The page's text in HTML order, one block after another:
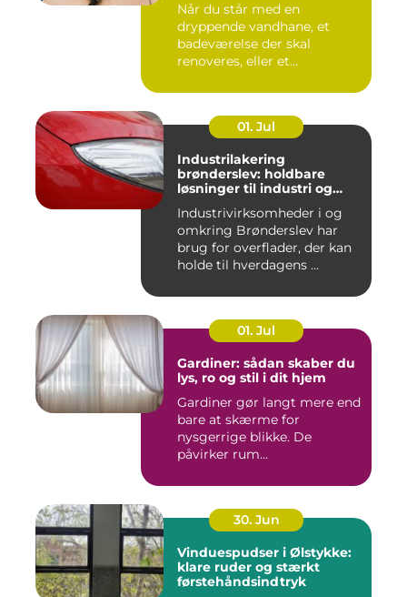
Når du står med en
dryppende vandhane, et
badeværelse der skal
renoveres, eller et
01. Jul
Industrilakering
brønderslev: holdbare
løsninger til industri og
Industrivirksomheder i og
omkring Brønderslev har
brug for overflader, der kan
holde til hverdagens ...
01. Jul
Gardiner: sådan skaber du
lys, ro og stil i dit hjem
Gardiner gør langt mere end
bare at skærme for
nysgerrige blikke. De
påvirker rum...
30. Jun
Vinduespudser i Ølstykke:
klare ruder og stærkt
førstehåndsindtryk